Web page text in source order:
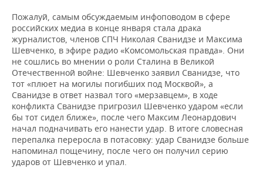
Пожалуй, самым обсуждаемым инфоповодом в сфере
российских медиа в конце января стала драка
журналистов, членов СПЧ Николая Сванидзе и Максима
Шевченко, в эфире радио «Комсомольская правда». Они
не сошлись во мнении о роли Сталина в Великой
Отечественной войне: Шевченко заявил Сванидзе, что
тот «плюет на могилы погибших под Москвой», а
Сванидзе в ответ назвал того «мерзавцем», в ходе
конфликта Сванидзе пригрозил Шевченко ударом «если
бы тот сидел ближе», после чего Максим Леонардович
начал подначивать его нанести удар. В итоге словесная
перепалка переросла в потасовку: удар Сванидзе больше
напоминал пощечину, после чего он получил серию
ударов от Шевченко и упал.